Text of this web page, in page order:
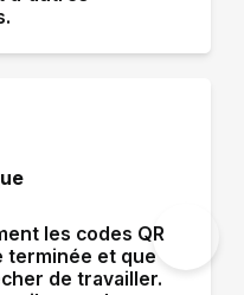
les codes QR
terminée et que
de travailler.